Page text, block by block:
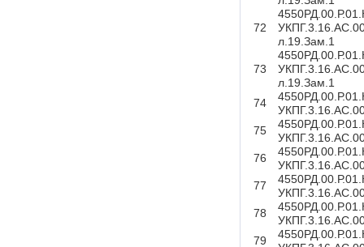
72
л.19.Зам.1
73
л.19.Зам.1
74
75
76
77
78
79